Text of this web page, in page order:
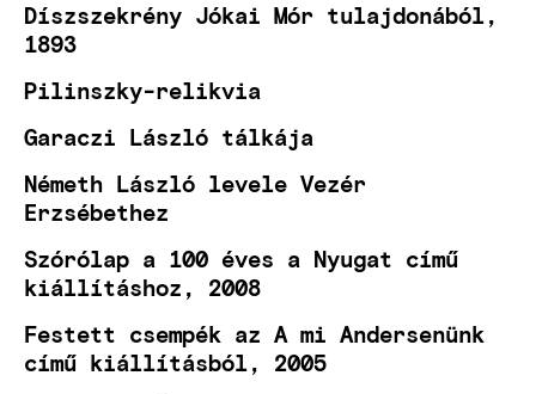
Díszszekrény Jókai Mór tulajdonából,
1893
Pilinszky-relikvia
Garaczi László tálkája
Németh László levele Vezér
Erzsébethez
Szórólap a 100 éves a Nyugat című
kiállításhoz, 2008
Festett csempék az A mi Andersenünk
című kiállításból, 2005